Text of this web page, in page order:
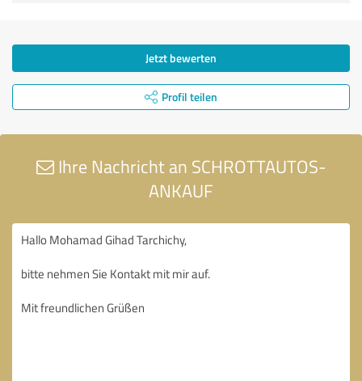
Jetzt bewerten
Profil teilen
Ihre Nachricht an SCHROTTAUTOS-
ANKAUF